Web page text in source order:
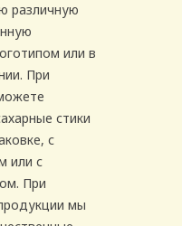
различную
или в
При
стики
с
или с
При
мы